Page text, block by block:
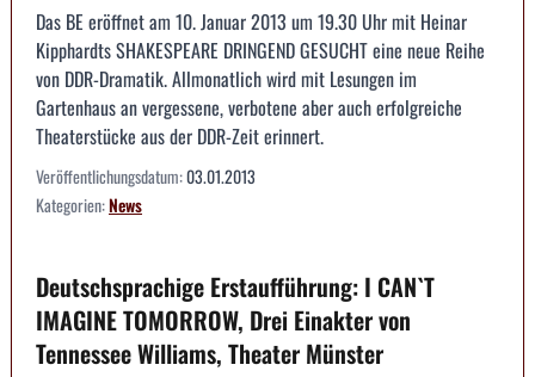
Das BE eröffnet am 10. Januar 2013 um 19.30 Uhr mit Heinar
Kipphardts SHAKESPEARE DRINGEND GESUCHT eine neue Reihe
von DDR-Dramatik. Allmonatlich wird mit Lesungen im
Gartenhaus an vergessene, verbotene aber auch erfolgreiche
Theaterstücke aus der DDR-Zeit erinnert.
Veröffentlichungsdatum:03.01.2013
Kategorien:News
Deutschsprachige Erstaufführung: I CAN`T
IMAGINE TOMORROW, Drei Einakter von
Tennessee Williams, Theater Münster